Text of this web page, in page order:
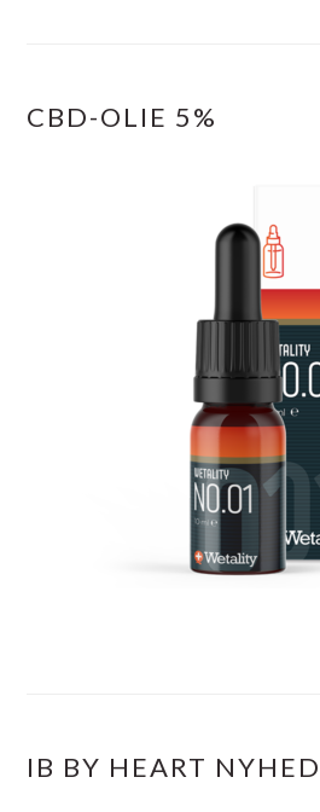
CBD-OLIE 5%
IB BY HEART